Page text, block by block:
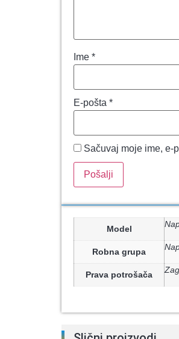
Ime *
E-pošta *
Sačuvaj moje ime, e-
Model
Robna grupa
Prava potrošača